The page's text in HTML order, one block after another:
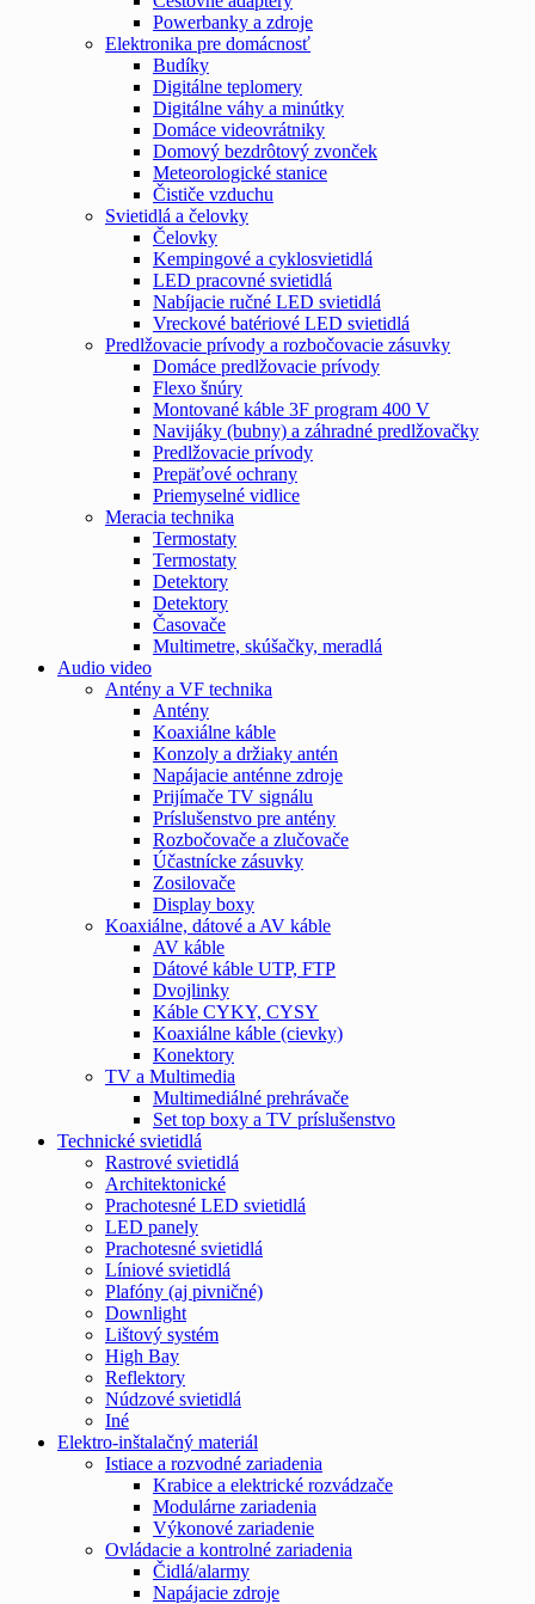
Powerbanky a zdroje
Elektronika pre domácnosť
Budíky
Digitálne teplomery
Digitálne váhy a minútky
Domáce videovrátniky
Domový bezdrôtový zvonček
Meteorologické stanice
Čističe vzduchu
Svietidlá a čelovky
Čelovky
Kempingové a cyklosvietidlá
LED pracovné svietidlá
Nabíjacie ručné LED svietidlá
Vreckové batériové LED svietidlá
Predlžovacie prívody a rozbočovacie zásuvky
Domáce predlžovacie prívody
Flexo šnúry
Montované káble 3F program 400 V
Navijáky (bubny) a záhradné predlžovačky
Predlžovacie prívody
Prepäťové ochrany
Priemyselné vidlice
Meracia technika
Termostaty
Termostaty
Detektory
Detektory
Časovače
Multimetre, skúšačky, meradlá
Audio video
Antény a VF technika
Antény
Koaxiálne káble
Konzoly a držiaky antén
Napájacie anténne zdroje
Prijímače TV signálu
Príslušenstvo pre antény
Rozbočovače a zlučovače
Účastnícke zásuvky
Zosilovače
Display boxy
Koaxiálne, dátové a AV káble
AV káble
Dátové káble UTP, FTP
Dvojlinky
Káble CYKY, CYSY
Koaxiálne káble (cievky)
Konektory
TV a Multimedia
Multimediálné prehrávače
Set top boxy a TV príslušenstvo
Technické svietidlá
Rastrové svietidlá
Architektonické
Prachotesné LED svietidlá
LED panely
Prachotesné svietidlá
Líniové svietidlá
Plafóny (aj pivničné)
Downlight
Lištový systém
High Bay
Reflektory
Núdzové svietidlá
Iné
Elektro-inštalačný materiál
Istiace a rozvodné zariadenia
Krabice a elektrické rozvádzače
Modulárne zariadenia
Výkonové zariadenie
Ovládacie a kontrolné zariadenia
Čidlá/alarmy
Napájacie zdroje